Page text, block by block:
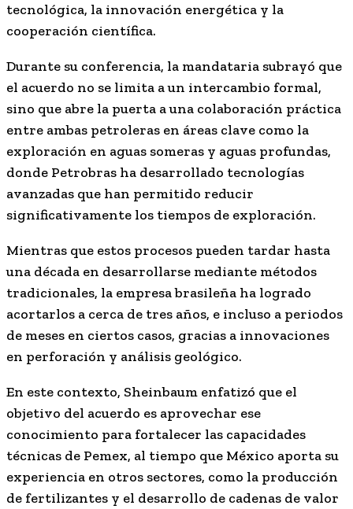
tecnológica, la innovación energética y la
cooperación científica.
Durante su conferencia, la mandataria subrayó que
el acuerdo no se limita a un intercambio formal,
sino que abre la puerta a una colaboración práctica
entre ambas petroleras en áreas clave como la
exploración en aguas someras y aguas profundas,
donde Petrobras ha desarrollado tecnologías
avanzadas que han permitido reducir
significativamente los tiempos de exploración.
Mientras que estos procesos pueden tardar hasta
una década en desarrollarse mediante métodos
tradicionales, la empresa brasileña ha logrado
acortarlos a cerca de tres años, e incluso a periodos
de meses en ciertos casos, gracias a innovaciones
en perforación y análisis geológico.
En este contexto, Sheinbaum enfatizó que el
objetivo del acuerdo es aprovechar ese
conocimiento para fortalecer las capacidades
técnicas de Pemex, al tiempo que México aporta su
experiencia en otros sectores, como la producción
de fertilizantes y el desarrollo de cadenas de valor